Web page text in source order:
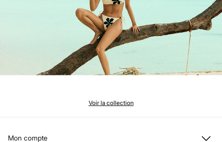
Voir la collection
Mon compte